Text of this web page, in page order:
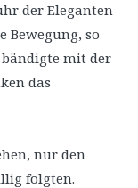
der Eleganten
Bewegung, so
bändigte mit der
das
nur den
folgten.